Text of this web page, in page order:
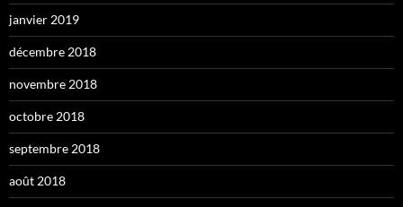
janvier 2019
décembre 2018
novembre 2018
octobre 2018
septembre 2018
août 2018